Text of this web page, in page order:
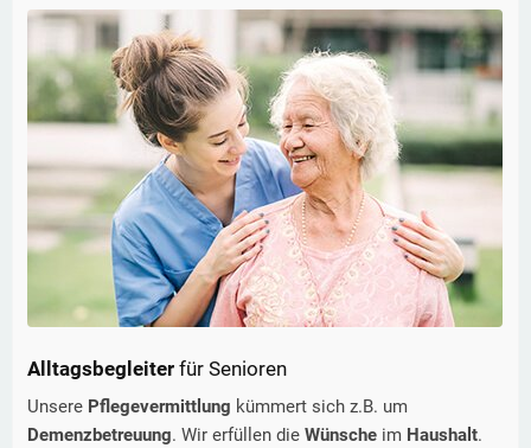
Alltagsbegleiter für Senioren
Unsere Pflegevermittlung kümmert sich z.B. um
Demenzbetreuung. Wir erfüllen die Wünsche im Haushalt.